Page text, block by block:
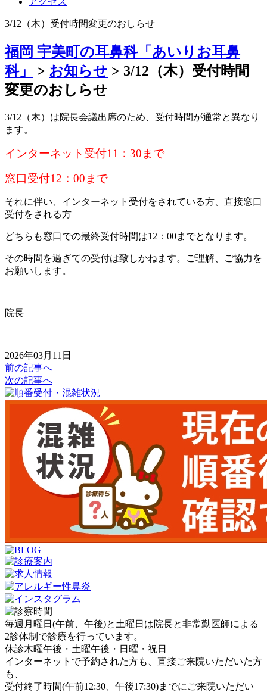
3/12（木）受付時間変更のおしらせ
福岡 宇美町の耳鼻科「あいりお耳鼻
科」
> お知らせ > 3/12（木）受付時間
変更のおしらせ
3/12（木）は院長会議出席のため、受付時間が通常と異なり
ます。
インターネット受付11：30まで
窓口受付12：00まで
それに伴い、インターネット受付をされている方、直接窓口
受付をされる方
どちらも窓口での最終受付時間は12：00までとなります。
その時間を過ぎての受付は致しかねます。ご理解、ご協力を
お願いします。
院長
2026年03月11日
前の記事へ
次の記事へ
毎週月曜日(午前、午後)と土曜日は院長と非常勤医師による
2診体制で診療を行っています。
休診木曜午後・土曜午後・日曜・祝日
インターネットで予約された方も、直接ご来院いただいた方
も、
受付終了時間(午前12:30、午後17:30)までにご来院いただい